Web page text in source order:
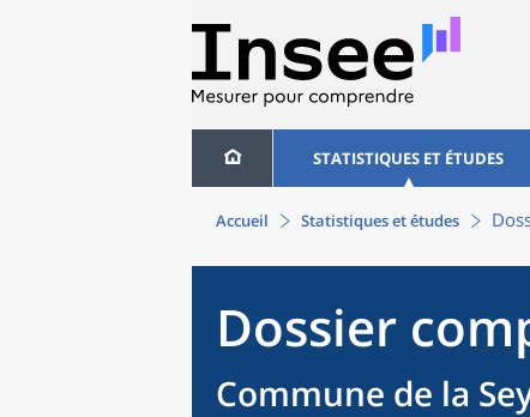
STATISTIQUES ET ÉTUDES
Accueil Statistiques et études
Dossier
Commune de la